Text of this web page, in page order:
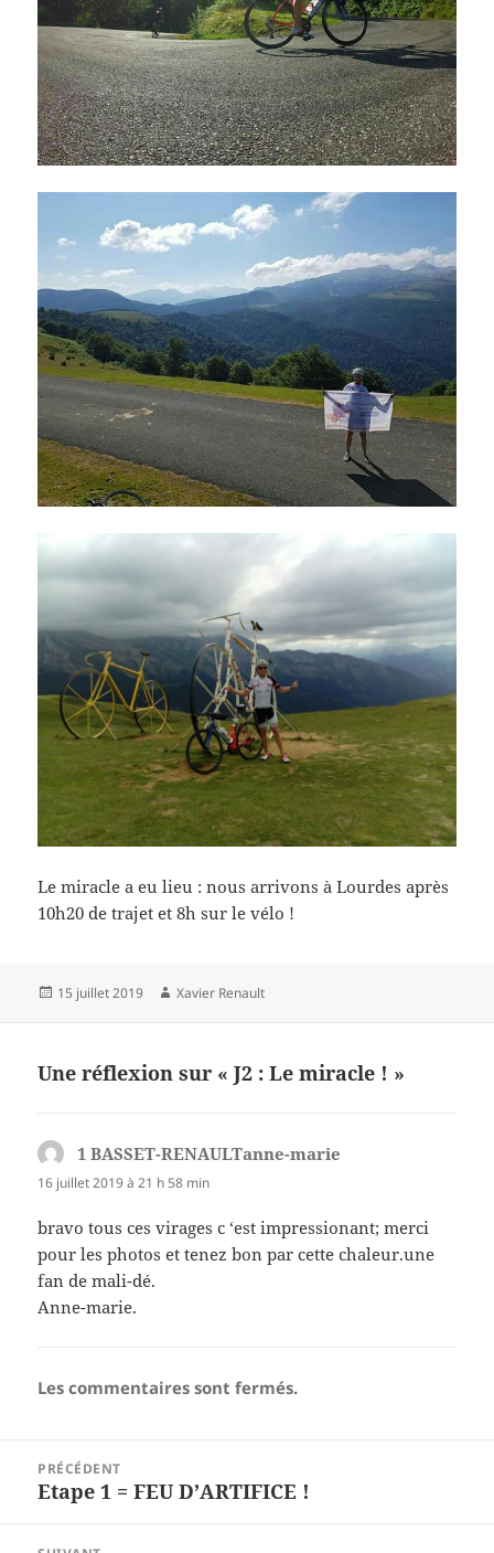
Le miracle a eu lieu : nous arrivons à Lourdes après
10h20 de trajet et 8h sur le vélo !
Publié
15 juillet 2019 Auteur
Xavier Renault
Une réflexion sur « J2 : Le miracle ! »
1 BASSET-RENAULTanne-marie
16 juillet 2019 à 21 h 58 min
bravo tous ces virages c ‘est impressionant; merci
pour les photos et tenez bon par cette chaleur.une
fan de mali-dé.
Anne-marie.
Les commentaires sont fermés.
l’article
PRÉCÉDENT
Article
Etape 1 = FEU D’ARTIFICE !